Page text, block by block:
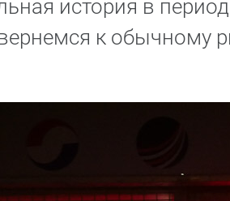
история в
к обычному